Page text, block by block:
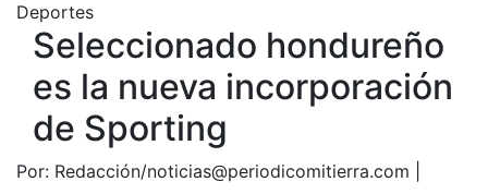
Deportes
Seleccionado hondureño
es la nueva incorporación
de Sporting
Por: Redacción/noticias@periodicomitierra.com |